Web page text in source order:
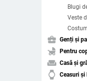
Blugi
Veste
business_center Genți și
child_friendly Pentru
weekend Casă și
watch Ceasuri